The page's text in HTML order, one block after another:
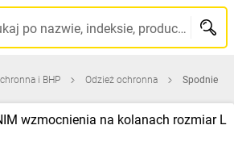
Szukaj po nazwie, indeksie, producencie, kodzie kreskowym...
i BHP Odzież ochronna Spodnie
wzmocnienia na kolanach rozmiar L